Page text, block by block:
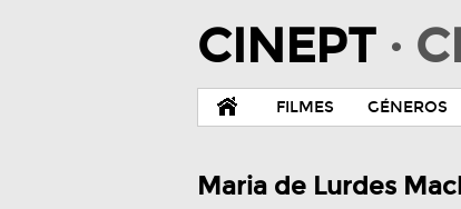
CINEPT ·
FILMES GÉNEROS
Maria de Lurdes